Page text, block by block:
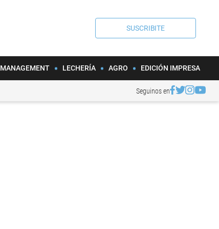
SUSCRIBITE
MANAGEMENT LECHERÍA AGRO EDICIÓN IMPRESA
Seguinos en